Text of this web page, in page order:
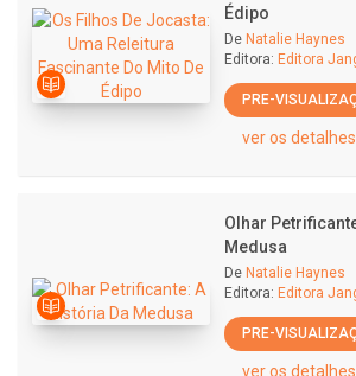
Édipo
De Natalie Haynes
Editora: Editora
PRE-
ver os detalhes
Olhar
Medusa
De Natalie Haynes
Editora: Editora
PRE-
ver os detalhes